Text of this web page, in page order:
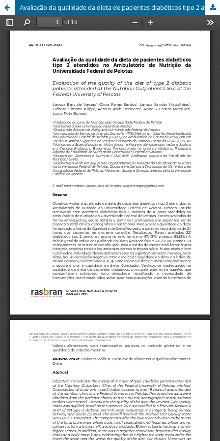
Avaliação da qualidade da dieta de pacientes diabéticos tipo 2 atendidos no Ambulatório de Nutrição da Universidade Federal de Pelotas